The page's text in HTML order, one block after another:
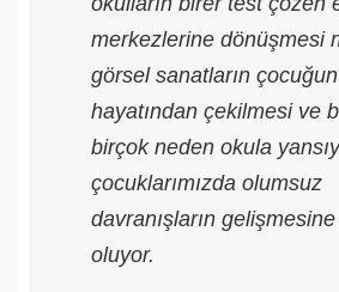
merkezlerine dönüşmesi
görsel sanatların çocuğun
hayatından çekilmesi ve
birçok neden okula
çocuklarımızda olumsuz
davranışların
oluyor.